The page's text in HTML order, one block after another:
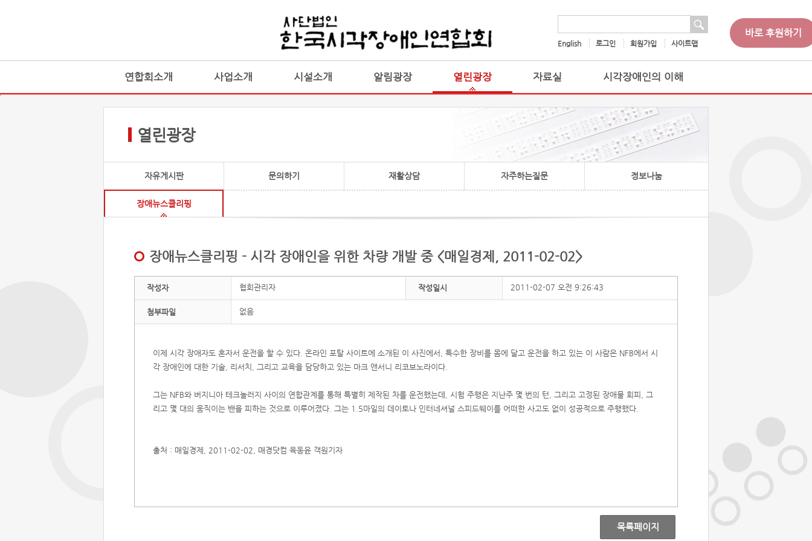
English 로그인 회원가입 사이트맵
바로 후원하기
연합회소개 사업소개 시설소개 알림광장 열린광장 자료실 시각장애인의 이해
열린광장
자유게시판 문의하기 재활상담 자주하는질문 정보나눔
장애뉴스클리핑
장애뉴스클리핑 - 시각 장애인을 위한 차량 개발 중 <매일경제, 2011-02-02>
작성자 협회관리자 작성일시 2011-02-07 오전 9:26:43
첨부파일 없음
이제 시각 장애자도 혼자서 운전을 할 수 있다. 온라인 포탈 사이트에 소개된 이 사진에서, 특수한 장비를 몸에 달고 운전을 하고 있는 이 사람은 NFB에서 시
각 장애인에 대한 기술, 리서치, 그리고 교육을 담당하고 있는 마크 앤서니 리코보노라이다.
그는 NFB와 버지니아 테크놀러지 사이의 연합관계를 통해 특별히 제작된 차를 운전했는데, 시험 주행은 지난주 몇 번의 턴, 그리고 고정된 장애물 회피, 그
리고 몇 대의 움직이는 밴을 피하는 것으로 이루어졌다. 그는 1.5마일의 데이토나 인터네셔널 스피드웨이를 어떠한 사고도 없이 성공적으로 주행했다.
출처 : 매일경제, 2011-02-02, 매경닷컴 육동윤 객원기자
목록페이지